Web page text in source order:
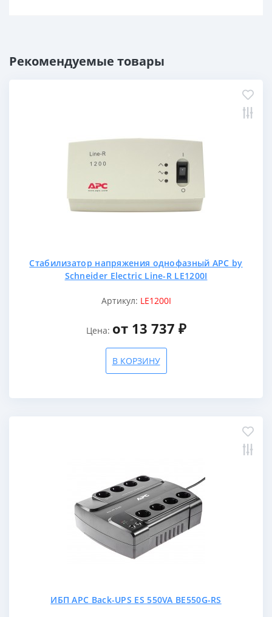
Рекомендуемые товары
Стабилизатор напряжения однофазный APC by
Schneider Electric Line-R LE1200I
Артикул: LE1200I
Цена: от 13 737 ₽
В КОРЗИНУ
ИБП APC Back-UPS ES 550VA BE550G-RS